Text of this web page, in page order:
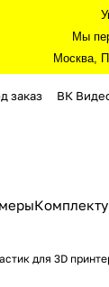
Мы
Москва,
заказ ВК
для 3D